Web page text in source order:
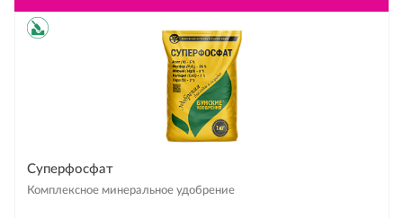
Суперфосфат
Комплексное минеральное удобрение